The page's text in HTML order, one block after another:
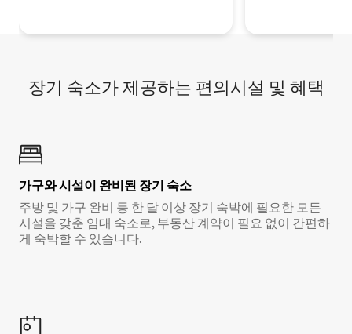
장기 숙소가 제공하는 편의시설 및 혜택
가구와 시설이 완비된 장기 숙소
주방 및 가구 완비 등 한 달 이상 장기 숙박에 필요한 모든
시설을 갖춘 임대 숙소로, 부동산 계약이 필요 없이 간편하
게 숙박할 수 있습니다.